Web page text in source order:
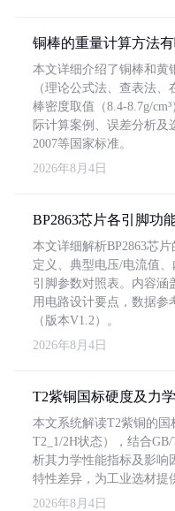
铜棒的重量计算方法
本文详细介绍了铜棒和黄
（理论公式法、查表法
棒密度取值（8.4-8.7g/
际计算案例、误差分析及
2007等国家标准。
2026年8月4日
BP2863芯片各引脚功
本文详细解析BP2863芯
定义、典型电压/电流值
引脚参数对照表。内容涵
用电路设计要点，数据参
（版本V1.2）。
2026年8月4日
T2紫铜国标硬度及力
本文系统解读T2紫铜的国
T2_1/2H状态），结合
析其力学性能指标及影响
特性差异，为工业选材提
2026年8月4日